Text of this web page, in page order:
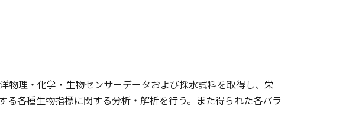
物理・化学・生物センサーデータおよび採水試料を取得し、栄
各種生物指標に関する分析・解析を行う。また得られた各パラ